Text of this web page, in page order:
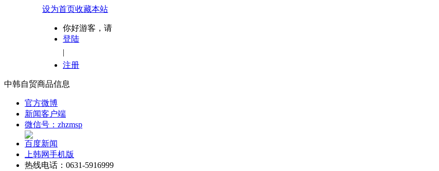
设为首页收藏本站
你好游客，请
登陆
|
注册
中韩自贸商品信息
官方微博
新闻客户端
微信号：zhzmsp
百度新闻
上韩网手机版
热线电话：0631-5916999